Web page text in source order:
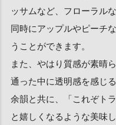
ッサムなど、フローラルな
同時にアップルやピーチ
うことができます。
また、やはり質感が素晴
通った中に透明感を感じ
余韻と共に、「これぞト
と嬉しくなるような美味し